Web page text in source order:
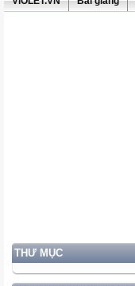
THƯ MỤC